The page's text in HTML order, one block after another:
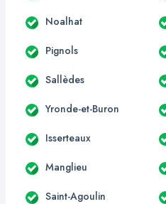
Noalhat
Pignols
Sallèdes
Yronde-et-Buron
Isserteaux
Manglieu
Saint-Agoulin